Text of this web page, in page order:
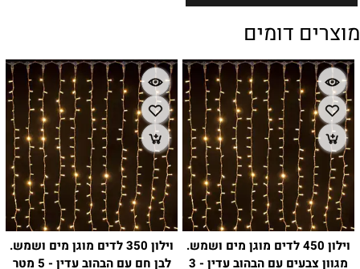
מוצרים דומים
וילון 450 לדים מוגן מים ושמש.
מגוון צבעים עם הבהוב עדין - 3
וילון 350 לדים מוגן מים ושמש.
לבן חם עם הבהוב עדין - 5 מטר